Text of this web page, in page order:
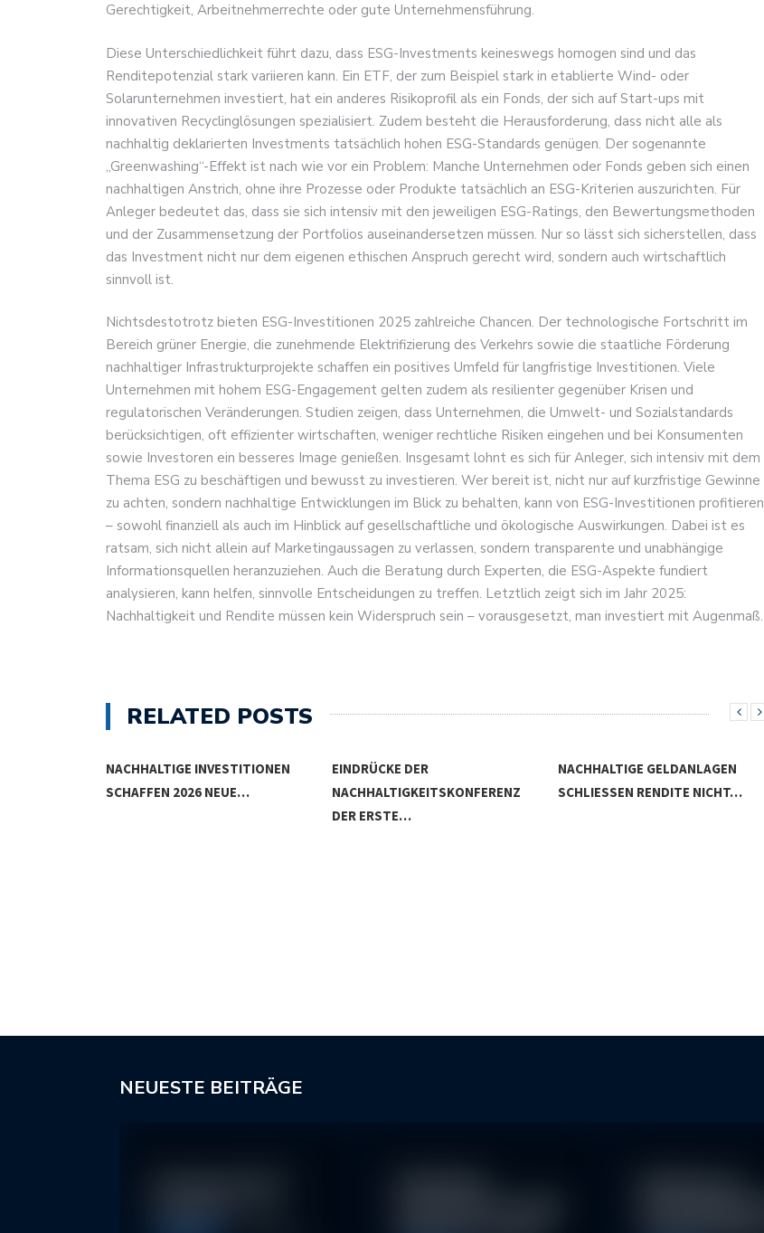
Gerechtigkeit, Arbeitnehmerrechte oder gute Unternehmensführung.
Diese Unterschiedlichkeit führt dazu, dass ESG-Investments keineswegs homogen sind und das
Renditepotenzial stark variieren kann. Ein ETF, der zum Beispiel stark in etablierte Wind- oder
Solarunternehmen investiert, hat ein anderes Risikoprofil als ein Fonds, der sich auf Start-ups mit
innovativen Recyclinglösungen spezialisiert. Zudem besteht die Herausforderung, dass nicht alle als
nachhaltig deklarierten Investments tatsächlich hohen ESG-Standards genügen. Der sogenannte
„Greenwashing“-Effekt ist nach wie vor ein Problem: Manche Unternehmen oder Fonds geben sich einen
nachhaltigen Anstrich, ohne ihre Prozesse oder Produkte tatsächlich an ESG-Kriterien auszurichten. Für
Anleger bedeutet das, dass sie sich intensiv mit den jeweiligen ESG-Ratings, den Bewertungsmethoden
und der Zusammensetzung der Portfolios auseinandersetzen müssen. Nur so lässt sich sicherstellen, dass
das Investment nicht nur dem eigenen ethischen Anspruch gerecht wird, sondern auch wirtschaftlich
sinnvoll ist.
Nichtsdestotrotz bieten ESG-Investitionen 2025 zahlreiche Chancen. Der technologische Fortschritt im
Bereich grüner Energie, die zunehmende Elektrifizierung des Verkehrs sowie die staatliche Förderung
nachhaltiger Infrastrukturprojekte schaffen ein positives Umfeld für langfristige Investitionen. Viele
Unternehmen mit hohem ESG-Engagement gelten zudem als resilienter gegenüber Krisen und
regulatorischen Veränderungen. Studien zeigen, dass Unternehmen, die Umwelt- und Sozialstandards
berücksichtigen, oft effizienter wirtschaften, weniger rechtliche Risiken eingehen und bei Konsumenten
sowie Investoren ein besseres Image genießen. Insgesamt lohnt es sich für Anleger, sich intensiv mit dem
Thema ESG zu beschäftigen und bewusst zu investieren. Wer bereit ist, nicht nur auf kurzfristige Gewinne
zu achten, sondern nachhaltige Entwicklungen im Blick zu behalten, kann von ESG-Investitionen profitieren
– sowohl finanziell als auch im Hinblick auf gesellschaftliche und ökologische Auswirkungen. Dabei ist es
ratsam, sich nicht allein auf Marketingaussagen zu verlassen, sondern transparente und unabhängige
Informationsquellen heranzuziehen. Auch die Beratung durch Experten, die ESG-Aspekte fundiert
analysieren, kann helfen, sinnvolle Entscheidungen zu treffen. Letztlich zeigt sich im Jahr 2025:
Nachhaltigkeit und Rendite müssen kein Widerspruch sein – vorausgesetzt, man investiert mit Augenmaß.
RELATED POSTS
EINDRÜCKE DER
NACHHALTIGKEITSKONFERENZ
NACHHALTIGE GELDANLAGEN
SCHLIESSEN RENDITE NICHT…
NEUESTE BEITRÄGE